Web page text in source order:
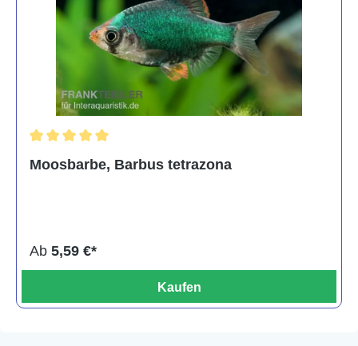
Moosbarbe, Barbus tetrazona
Ab 5,59 €*
Kaufen